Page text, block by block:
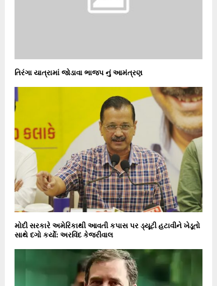
તિરંગા યાત્રામાં જોડાવા ભાજપ નું આમંત્રણ
મોદી સરકારે અમેરિકાથી આવતી કપાસ પર ડ્યૂટી હટાવીને ખેડૂતો
સાથે દગો કર્યો: અરવિંદ કેજરીવાલ